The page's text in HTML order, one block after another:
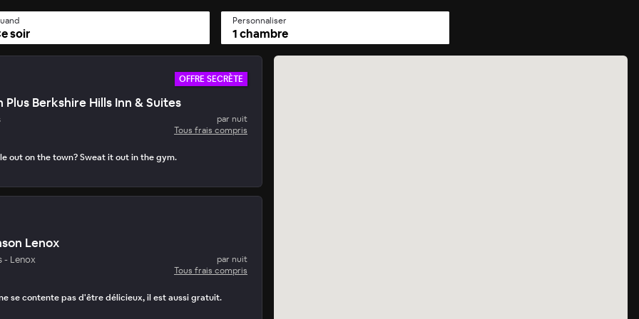
soir
Personnaliser
1 chambre
OFFRE SECRÈTE
Plus Berkshire Hills Inn & Suites
par nuit
Tous frais compris
out on the town? Sweat it out in the gym.
du Jour
jour • 15 mins pour réserver
Lenox
- Lenox
par nuit
Tous frais compris
se contente pas d'être délicieux, il est aussi gratuit.